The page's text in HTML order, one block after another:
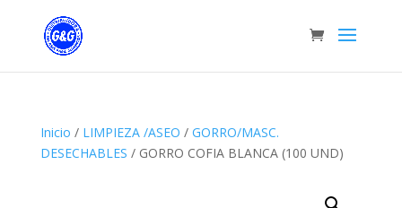
Inicio / LIMPIEZA /ASEO / GORRO/MASC.
DESECHABLES / GORRO COFIA BLANCA (100 UND)